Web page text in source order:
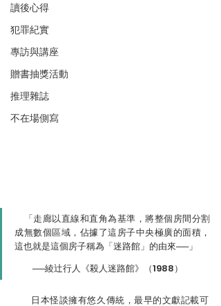
讀後心得
犯罪紀實
專訪與講座
贈書抽獎活動
推理雜誌
不在場側寫
「走廊以直線和直角為基準，將整個房間分割
成無數個區域，佔據了這房子中央極廣的面積，
這也就是這個房子稱為「迷路館」的由來──」
──綾辻行人《殺人迷路館》（1988）
日本怪談擁有悠久傳統，最早的文獻記載可